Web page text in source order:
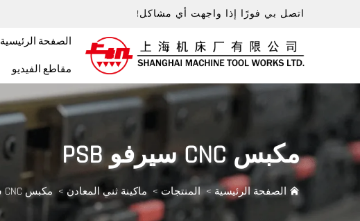
اتصل بي فورًا إذا واجهت أي مشاكل!
الصفحة الرئيسية
مقاطع الفيديو
مكبس CNC سيرفو PSB
الصفحة الرئيسية >المنتجات > ماكينة ثني المعادن > مكبس CNC سيرفو PSB